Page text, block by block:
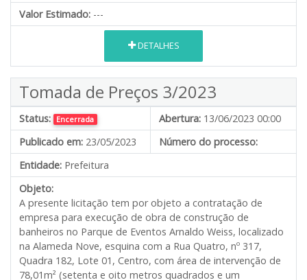
Valor Estimado: ---
DETALHES
Tomada de Preços 3/2023
Status: Encerrada Abertura: 13/06/2023 00:00
Publicado em: 23/05/2023
Número do processo:
Entidade: Prefeitura
Objeto:
A presente licitação tem por objeto a contratação de
empresa para execução de obra de construção de
banheiros no Parque de Eventos Arnaldo Weiss, localizado
na Alameda Nove, esquina com a Rua Quatro, nº 317,
Quadra 182, Lote 01, Centro, com área de intervenção de
78,01m² (setenta e oito metros quadrados e um